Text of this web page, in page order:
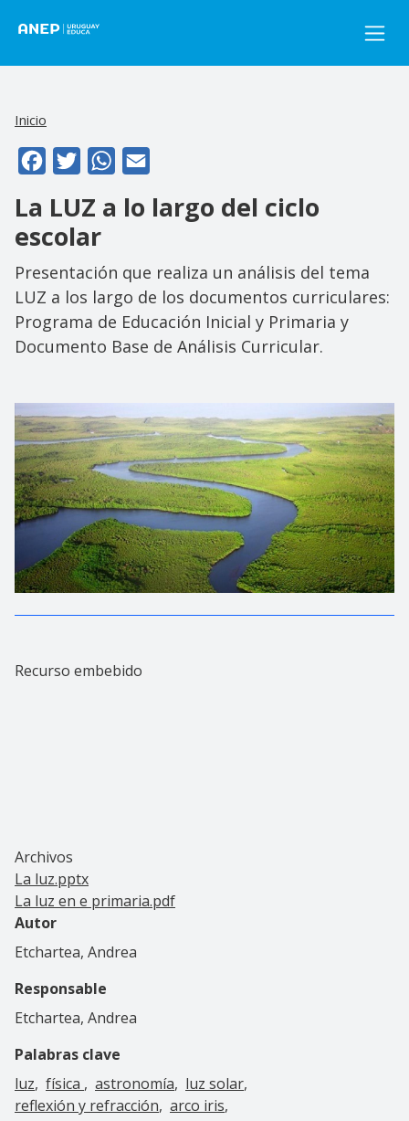
Inicio
FacebookTwitterWhatsApp
La LUZ a lo largo del ciclo
escolar
Presentación que realiza un análisis del tema
LUZ a los largo de los documentos curriculares:
Programa de Educación Inicial y Primaria y
Documento Base de Análisis Curricular.
Recurso embebido
Archivos
La luz.pptx
La luz en e primaria.pdf
Autor
Etchartea, Andrea
Responsable
Etchartea, Andrea
Palabras clave
luz física astronomía
luz solar
reflexión y refracción arco iris